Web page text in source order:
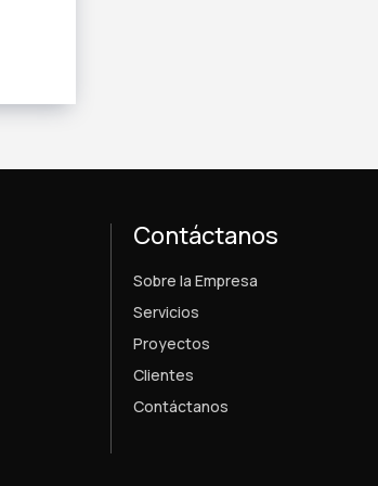
Contáctanos
Sobre la Empresa
Servicios
Proyectos
Clientes
Contáctanos